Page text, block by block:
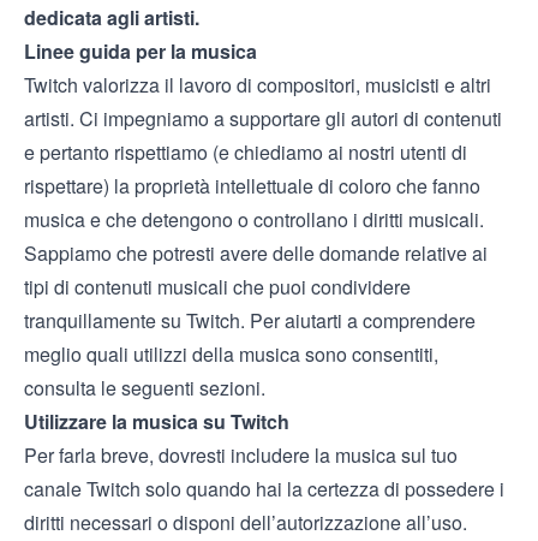
dedicata agli artisti.
Linee guida per la musica
Twitch valorizza il lavoro di compositori, musicisti e altri
artisti. Ci impegniamo a supportare gli autori di contenuti
e pertanto rispettiamo (e chiediamo ai nostri utenti di
rispettare) la proprietà intellettuale di coloro che fanno
musica e che detengono o controllano i diritti musicali.
Sappiamo che potresti avere delle domande relative ai
tipi di contenuti musicali che puoi condividere
tranquillamente su Twitch. Per aiutarti a comprendere
meglio quali utilizzi della musica sono consentiti,
consulta le seguenti sezioni.
Utilizzare la musica su Twitch
Per farla breve, dovresti includere la musica sul tuo
canale Twitch solo quando hai la certezza di possedere i
diritti necessari o disponi dell’autorizzazione all’uso.